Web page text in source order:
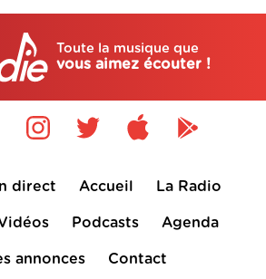
Toute la musique que
vous aimez écouter !
direct Accueil La Radio
Podcasts Agenda
annonces Contact